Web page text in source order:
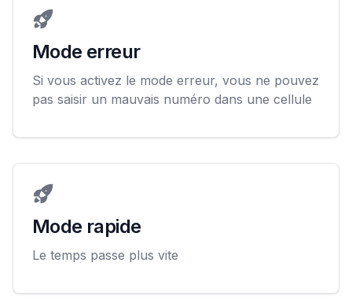
Mode erreur
Si vous activez le mode erreur, vous ne pouvez
pas saisir un mauvais numéro dans une cellule
Mode rapide
Le temps passe plus vite